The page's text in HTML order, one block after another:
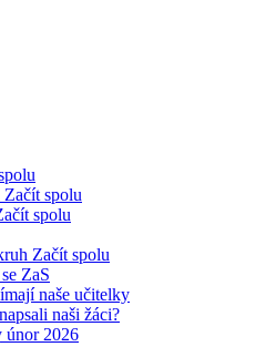
spolu
spolu
Začít spolu
ZaS
naše učitelky
naši žáci?
únor 2026